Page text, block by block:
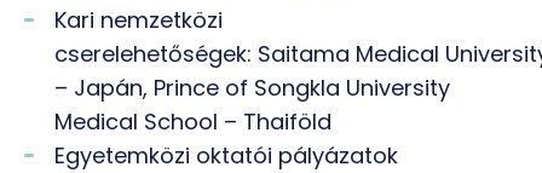
Kari nemzetközi
cserelehetőségek: Saitama Medical
– Japán, Prince of Songkla University
Medical School – Thaiföld
Egyetemközi oktatói pályázatok